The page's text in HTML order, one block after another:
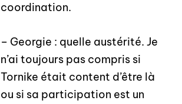
coordination.
– Georgie : quelle austérité. Je
n’ai toujours pas compris si
Tornike était content d’être là
ou si sa participation est un